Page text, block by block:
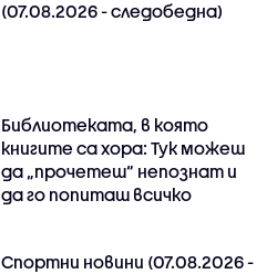
(07.08.2026 - следобедна)
Библиотеката, в която
книгите са хора: Тук можеш
да „прочетеш“ непознат и
да го попиташ всичко
Спортни новини (07.08.2026 -